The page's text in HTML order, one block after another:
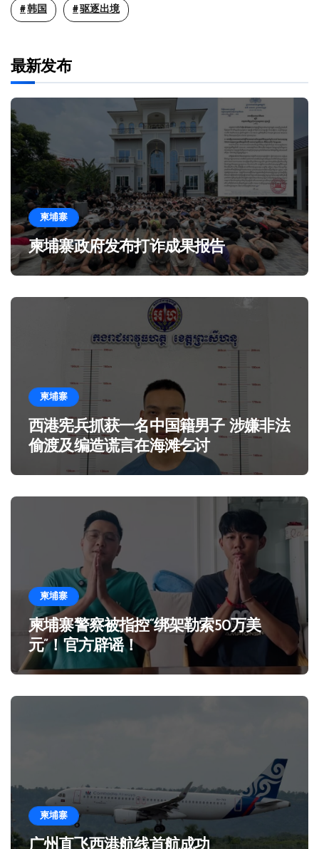
韩国 驱逐出境
最新发布
柬埔寨
柬埔寨政府发布打诈成果报告
柬埔寨
西港宪兵抓获一名中国籍男子 涉嫌非法
偷渡及编造谎言在海滩乞讨
柬埔寨
柬埔寨警察被指控“绑架勒索50万美
元”！官方辟谣！
柬埔寨